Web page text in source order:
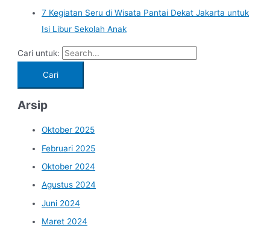
7 Kegiatan Seru di Wisata Pantai Dekat Jakarta untuk
Isi Libur Sekolah Anak
Cari untuk:
Arsip
Oktober 2025
Februari 2025
Oktober 2024
Agustus 2024
Juni 2024
Maret 2024